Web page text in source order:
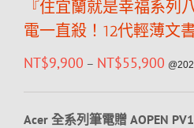
『住宜蘭就是幸福系列
電一直殺！12代輕薄文
NT$9,900 – NT$55,900
Acer 全系列筆電贈 AOPEN